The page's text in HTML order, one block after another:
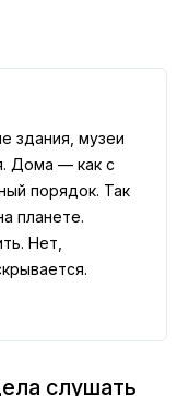
здания, музеи
Дома — как с
порядок. Так
планете.
Нет,
либо ещё.
слушать